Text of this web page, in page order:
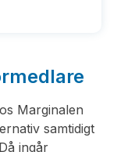
Marginalen
samtidigt
ingår